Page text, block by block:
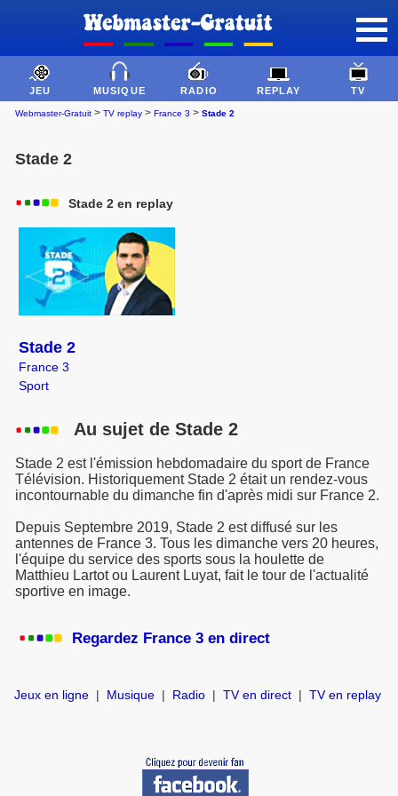
JEU MUSIQUE RADIO REPLAY TV
Webmaster-Gratuit > TV replay > France 3 > Stade 2
Stade 2
Stade 2 en replay
Stade 2
France 3
Sport
Au sujet de Stade 2
Stade 2 est l'émission hebdomadaire du sport de France
Télévision. Historiquement Stade 2 était un rendez-vous
incontournable du dimanche fin d'après midi sur France 2.
Depuis Septembre 2019, Stade 2 est diffusé sur les
antennes de France 3. Tous les dimanche vers 20 heures,
l'équipe du service des sports sous la houlette de
Matthieu Lartot ou Laurent Luyat, fait le tour de l'actualité
sportive en image.
Regardez France 3 en direct
Jeux en ligne| Musique| Radio| TV en direct| TV en replay